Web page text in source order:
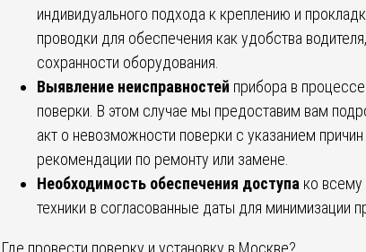
индивидуального подхода к креплению и
проводки для обеспечения как удобства
сохранности оборудования.
Выявление неисправностей прибора в процессе
поверки. В этом случае мы предоставим вам
акт о невозможности поверки с указанием причин
рекомендации по ремонту или замене.
Необходимость обеспечения доступа ко всему
техники в согласованные даты для минимизации
Где провести поверку и установку в Москве?